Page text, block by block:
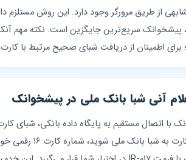
از طریق مرورگر وجود دارد. این روش مستلزم
پیشخوانک سریع‌ترین جایگزین است. نکته مهم
اطمینان از دریافت شبای صحیح مرتبط با
آنی شبا بانک ملی در پیشخوانک
با اتصال مستقیم به پایگاه داده بانکی، شبای